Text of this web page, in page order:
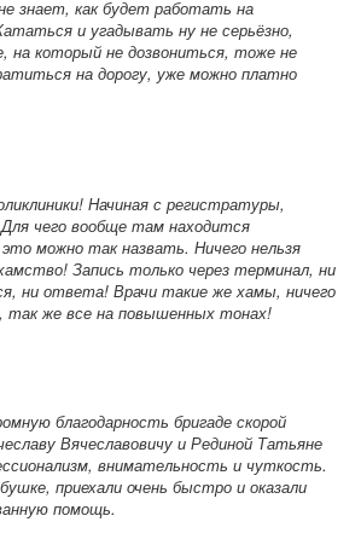
знает, как будет работать на
и угадывать ну не серьёзно,
на который не дозвониться, тоже не
на дорогу, уже можно платно
Начиная с регистратуры,
Для чего вообще там находится
можно так назвать. Ничего нельзя
Запись только через терминал, ни
ни ответа! Врачи такие же хамы, ничего
так же все на повышенных тонах!
благодарность бригаде скорой
Вячеславовичу и Рединой Татьяне
внимательность и чуткость.
приехали очень быстро и оказали
помощь.